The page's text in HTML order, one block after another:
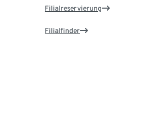
Filialreservierung
Filialfinder